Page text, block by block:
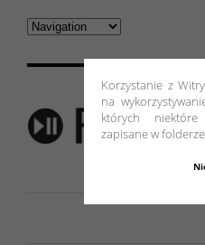
Korzystanie z
na
których
zapisane w